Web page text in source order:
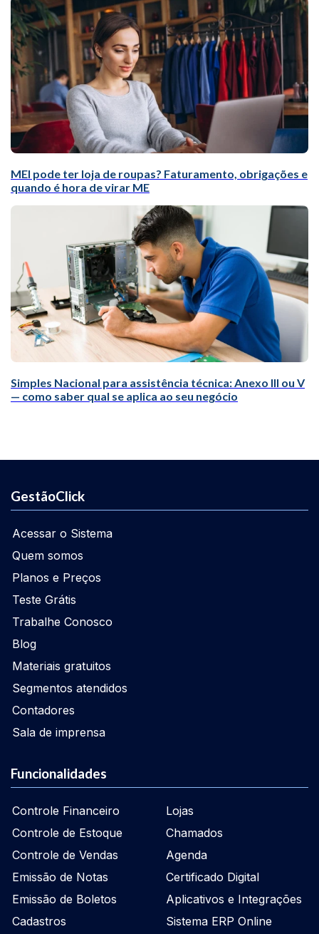
MEI pode ter loja de roupas? Faturamento, obrigações e
quando é hora de virar ME
Simples Nacional para assistência técnica: Anexo III ou V
— como saber qual se aplica ao seu negócio
GestãoClick
Acessar o Sistema
Quem somos
Planos e Preços
Teste Grátis
Trabalhe Conosco
Blog
Materiais gratuitos
Segmentos atendidos
Contadores
Sala de imprensa
Funcionalidades
Controle Financeiro
Controle de Estoque
Controle de Vendas
Emissão de Notas
Emissão de Boletos
Cadastros
Lojas
Chamados
Agenda
Certificado Digital
Aplicativos e Integrações
Sistema ERP Online